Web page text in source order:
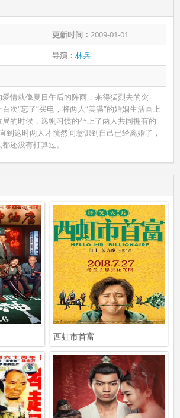
更新时间： 2009-01-01
导演： 林兵
情就像夏日午后的阵雨，来得猛烈去的突
次“忘了”买电，将两人“美满”的婚姻生活画上
的时候，逸帆习惯的坐上了两人共同拥有的
到这时两人才恍然间意识到自己已经离婚了，
还没有打算过。
西虹市首富